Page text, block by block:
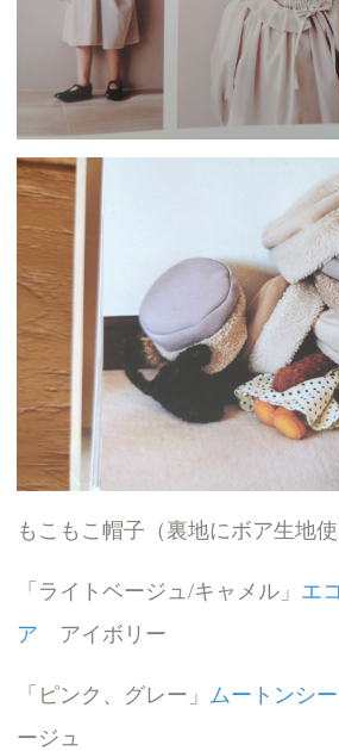
もこもこ帽子（裏地にボア生地使
「ライトベージュ/キャメル」 エ
ア アイボリー
「ピンク、グレー」 ムートンシ
ージュ